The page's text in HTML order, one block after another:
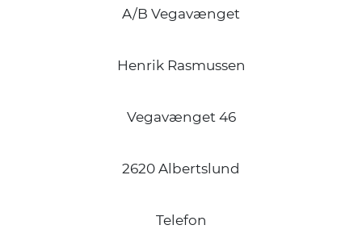
A/B Vegavænget
Henrik Rasmussen
Vegavænget 46
2620 Albertslund
Telefon